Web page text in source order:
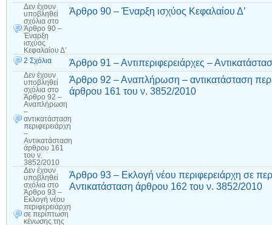
Δεν έχουν
υποβληθεί
σχόλια στο
Άρθρο 90 –
Έναρξη
ισχύος
Κεφαλαίου Δ’
Άρθρο 90 – Έναρξη ισχύος Κεφαλαίου Δ’
2 Σχόλια Άρθρο 91 – Αντιπεριφερειάρχες –
Δεν έχουν
υποβληθεί
σχόλια στο
Άρθρο 92 –
Αναπλήρωση
–
αντικατάσταση
περιφερειάρχη
–
Αντικατάσταση
άρθρου 161
του ν.
3852/2010
Άρθρο 92 – Αναπλήρωση – αντικατάσταση
άρθρου 161 του ν. 3852/2010
Δεν έχουν
υποβληθεί
σχόλια στο
Άρθρο 93 –
Εκλογή νέου
περιφερειάρχη
σε περίπτωση
κένωσης της
Άρθρο 93 – Εκλογή νέου περιφερειάρχη σε
Αντικατάσταση άρθρου 162 του ν. 3852/2010